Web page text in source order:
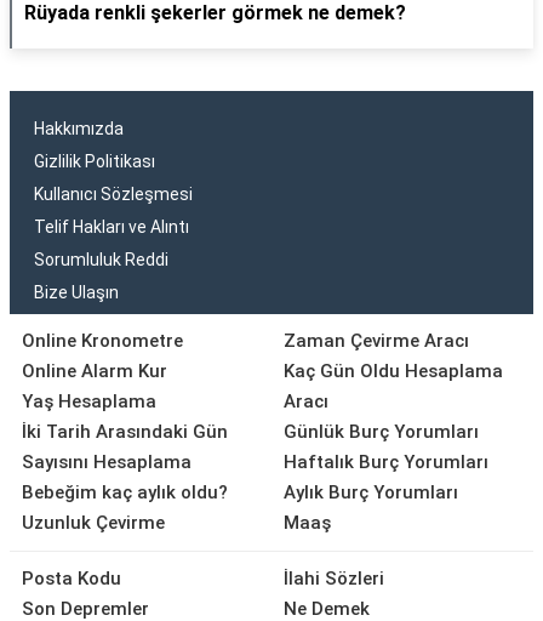
Rüyada renkli şekerler görmek ne demek?
Hakkımızda
Gizlilik Politikası
Kullanıcı Sözleşmesi
Telif Hakları ve Alıntı
Sorumluluk Reddi
Bize Ulaşın
Online Kronometre
Online Alarm Kur
Yaş Hesaplama
İki Tarih Arasındaki Gün
Sayısını Hesaplama
Bebeğim kaç aylık oldu?
Uzunluk Çevirme
Zaman Çevirme Aracı
Kaç Gün Oldu Hesaplama
Aracı
Günlük Burç Yorumları
Haftalık Burç Yorumları
Aylık Burç Yorumları
Maaş
Posta Kodu
Son Depremler
İlahi Sözleri
Ne Demek